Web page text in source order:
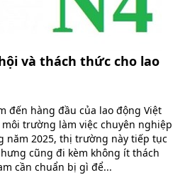
và thách thức cho lao
đến hàng đầu của lao động Việt
trường làm việc chuyên nghiệp
năm 2025, thị trường này tiếp tục
cũng đi kèm không ít thách
cần chuẩn bị gì để...